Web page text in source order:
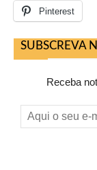
Pinterest
SUBSCREVA
Receba
Aqui
o